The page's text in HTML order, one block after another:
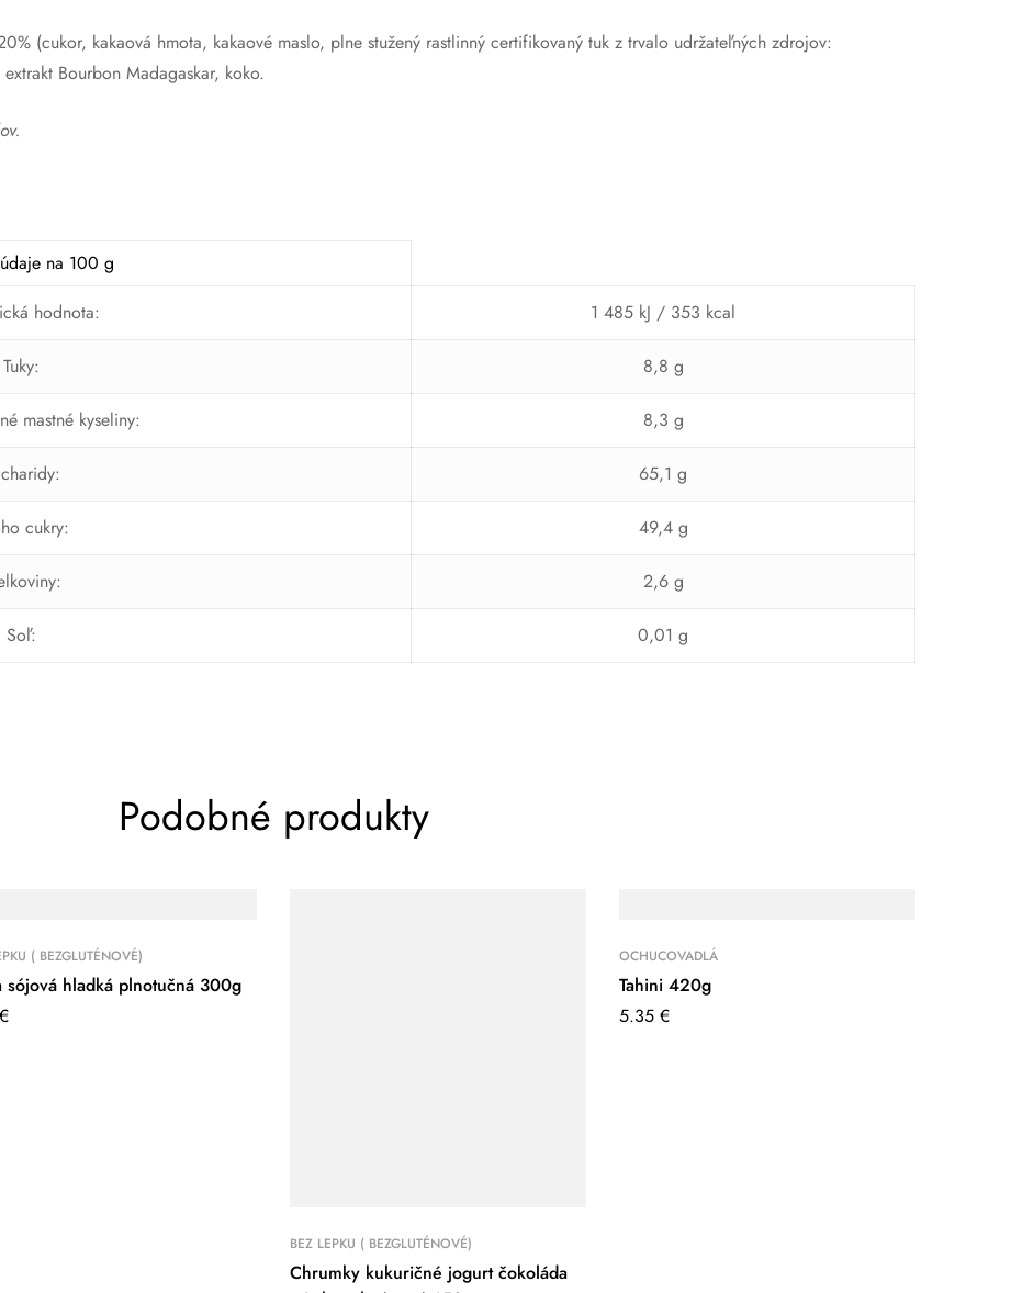
(cukor, kakaová hmota, kakaové maslo, plne stužený rastlinný certifikovaný tuk z trvalo udržateľných zdrojov:
Bourbon Madagaskar, koko.
na 100 g
hodnota:
1 485 kJ / 353 kcal
Tuky: 8,8 g
mastné kyseliny: 8,3 g
65,1 g
cukry: 49,4 g
2,6 g
Soľ: 0,01 g
Podobné produkty
( BEZGLUTÉNOVÉ)
sójová hladká plnotučná 300g
€
BEZ LEPKU ( BEZGLUTÉNOVÉ)
Chrumky kukuričné jogurt čokoláda
OCHUCOVADLÁ
Tahini 420g
5.35 €